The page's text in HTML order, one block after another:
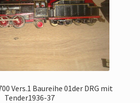
Vers.1 Baureihe 01der DRG mit
Tender1936-37